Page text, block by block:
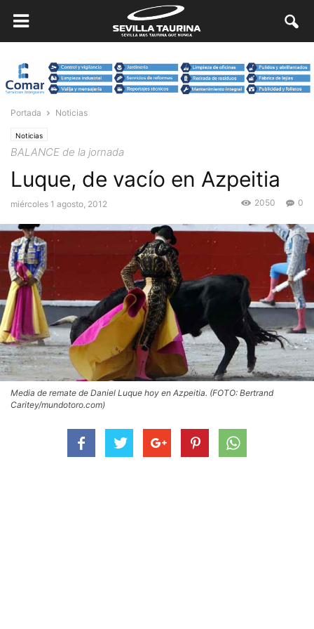
Portada Noticias
Noticias
BALANCE de la jornada
Luque, de vacío en Azpeitia
miércoles 1 agosto, 2012 0
2050
Media de remate de Daniel Luque hoy en Azpeitia. (FOTO: Bertrand
Caritey/mundotoro.com)